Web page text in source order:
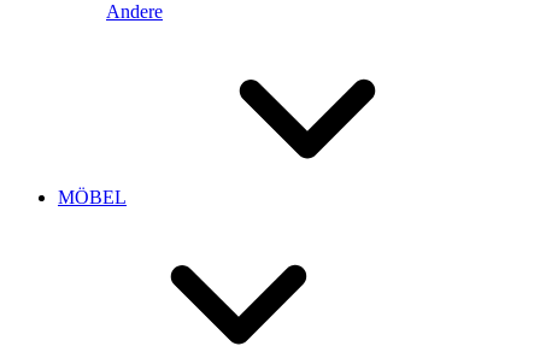
Andere
MÖBEL